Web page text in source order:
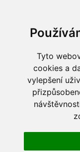
Tyto
cookies a
vylepšení